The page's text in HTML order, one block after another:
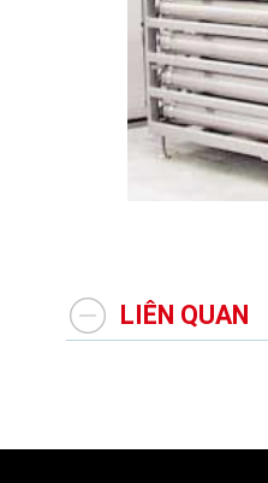
LIÊN QUAN